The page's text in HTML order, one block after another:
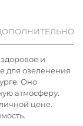
и
для озеленения
Оно
атмосферу.
цене.